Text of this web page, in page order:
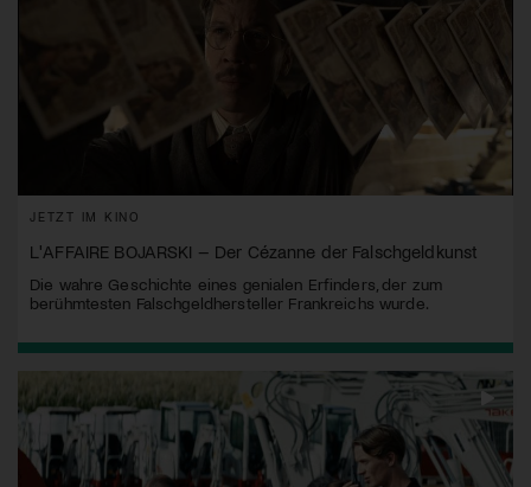
JETZT IM KINO
L'AFFAIRE BOJARSKI – Der Cézanne der Falschgeldkunst
Die wahre Geschichte eines genialen Erfinders, der zum
berühmtesten Falschgeldhersteller Frankreichs wurde.